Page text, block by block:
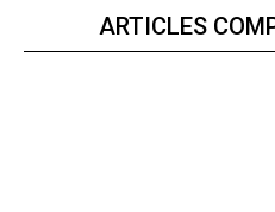
ARTICLES